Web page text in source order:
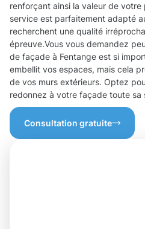
renforçant ainsi la valeur de votre
service est parfaitement adapté
recherchent une qualité
épreuve.Vous vous demandez
de façade à Fentange est si
embellit vos espaces, mais cela
de vos murs extérieurs. Optez
redonnez à votre façade toute sa
Consultation gratuite